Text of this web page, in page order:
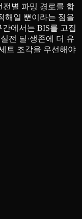
전별 파밍 경로를 함
해일 뿐이라는 점을
에서는 BIS를 고집
전 딜·생존에 더 유
트 조각을 우선해야